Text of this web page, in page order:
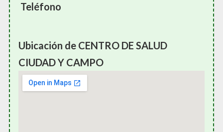
Teléfono
Ubicación de CENTRO DE SALUD
CIUDAD Y CAMPO